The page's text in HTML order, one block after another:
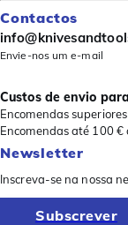
Contactos
Envie-nos um e-mail
Custos de envio
Encomendas
Encomendas até 100 €
Newsletter
Inscreva-se na nossa
Subscrever